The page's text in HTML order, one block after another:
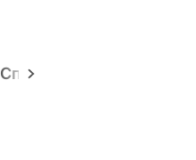
Спецпроекты